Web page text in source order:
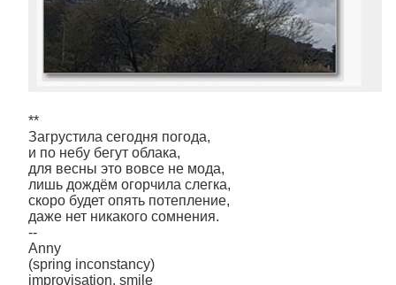
**
Загрустила сегодня погода,
и по небу бегут облака,
для весны это вовсе не мода,
лишь дождём огорчила слегка,
скоро будет опять потепление,
даже нет никакого сомнения.
--
Anny
(spring inconstancy)
improvisation, smile